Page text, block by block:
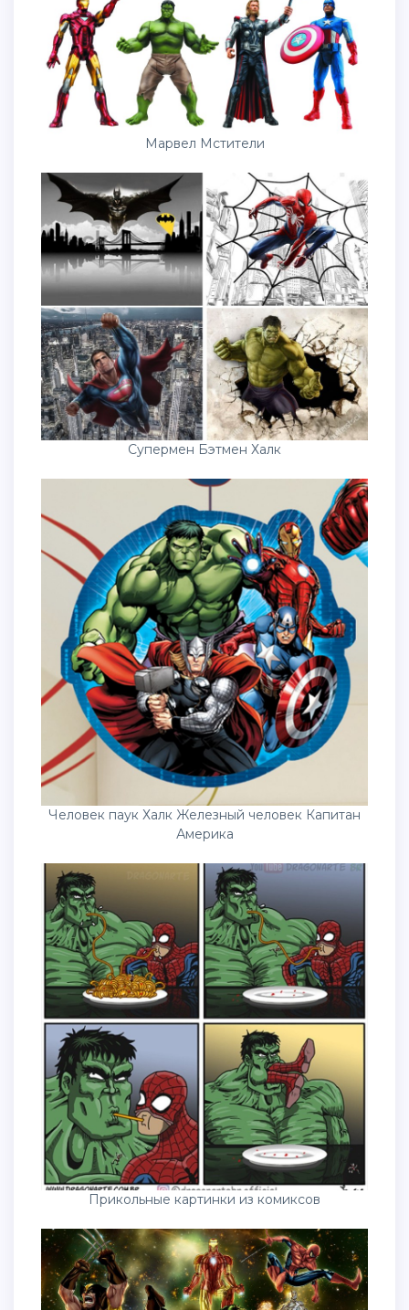
Марвел Мстители
Супермен Бэтмен Халк
Человек паук Халк Железный человек Капитан
Америка
Прикольные картинки из комиксов